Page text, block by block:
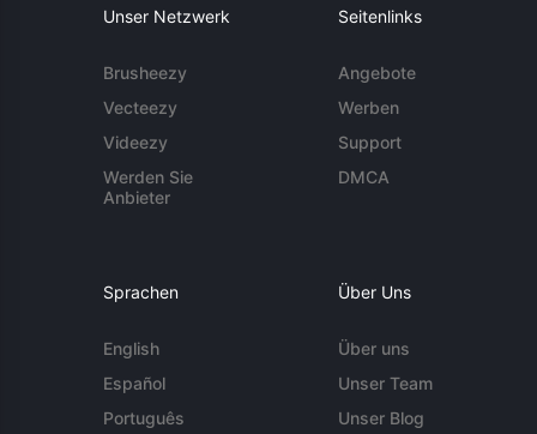
Unser Netzwerk
Brusheezy
Vecteezy
Videezy
Werden Sie
Anbieter
Seitenlinks
Angebote
Werben
Support
DMCA
Sprachen
English
Español
Português
Über Uns
Über uns
Unser Team
Unser Blog